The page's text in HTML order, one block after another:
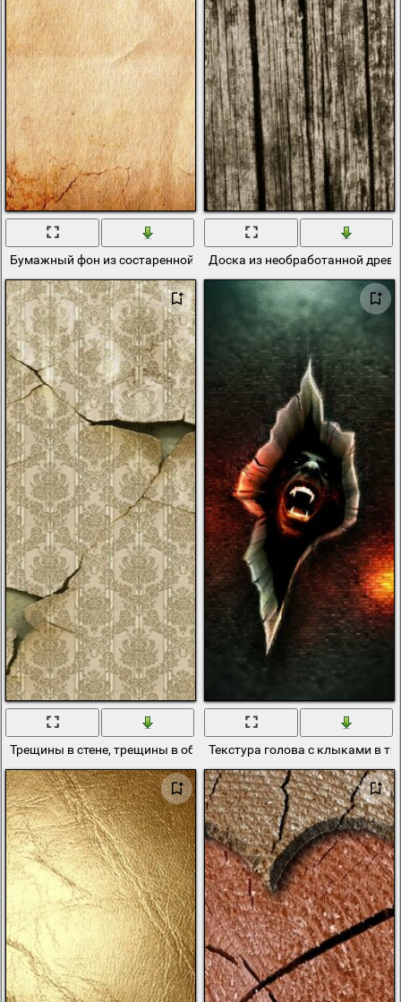
Бумажный фон из состаренной бумаги с трещинами
Доска из необработанной
Трещины в стене, трещины в обояхТекстура голова с клыками в